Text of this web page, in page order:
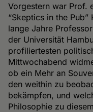
Vorgestern war Prof.
“Skeptics in the
lange Jahre
der Universität
profiliertesten
Mittwochabend
ob ein Mehr an
den weithin zu
bekämpfen, und
Philosophie zu